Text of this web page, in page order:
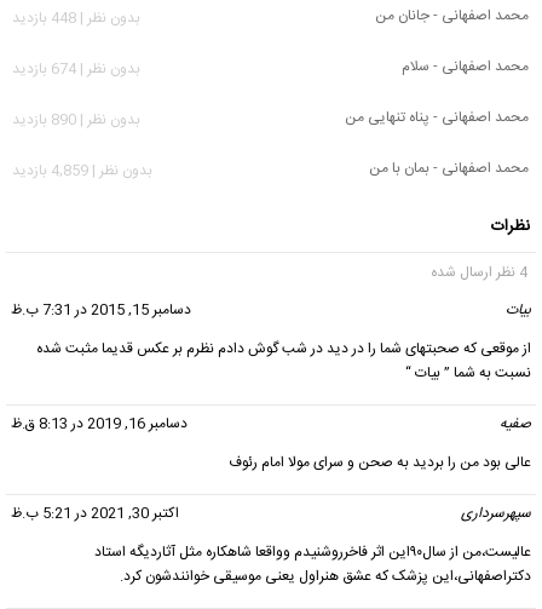
محمد اصفهانی - جانان من
بدون نظر | 448 بازدید
محمد اصفهانی - سلام
بدون نظر | 674 بازدید
محمد اصفهانی - پناه تنهایی من
بدون نظر | 890 بازدید
محمد اصفهانی - بمان با من
بدون نظر | 4,859 بازدید
نظرات
4 نظر ارسال شده
بیات
دسامبر 15, 2015 در 7:31 ب.ظ
از موقعی که صحبتهای شما را در دید در شب گوش دادم نظرم بر عکس قدیما مثبت شده
نسبت به شما ” بیات “
صفیه
دسامبر 16, 2019 در 8:13 ق.ظ
عالی بود من را بردید به صحن و سرای مولا امام رئوف
سپهرسرداری
اکتبر 30, 2021 در 5:21 ب.ظ
عالیست،من از سال۹۰این اثر فاخرروشنیدم وواقعا شاهکاره مثل آثاردیگه استاد
دکتراصفهانی،این پزشک که عشق هنراول یعنی موسیقی خوانندشون کرد.